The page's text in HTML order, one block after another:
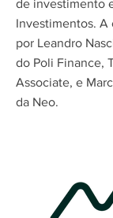
de investimento
Investimentos. A
por Leandro
do Poli Finance,
Associate, e
da Neo.